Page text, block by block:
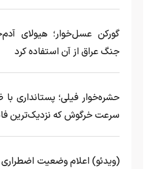
گورکن عسل‌خوار؛ هیولای
جنگ عراق از آن استفاده کرد
حشره‌خوار فیلی؛ پستانداری
سرعت خرگوش که نزدیک‌ترین